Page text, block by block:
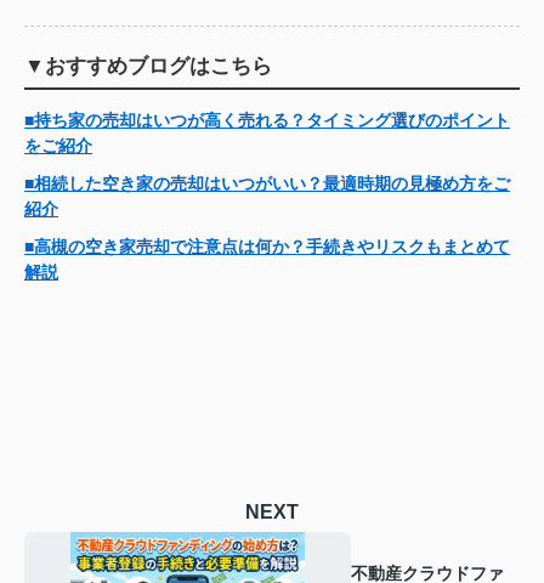
▼おすすめブログはこちら
■持ち家の売却はいつが高く売れる？タイミング選びのポイント
をご紹介
■相続した空き家の売却はいつがいい？最適時期の見極め方をご
紹介
■高槻の空き家売却で注意点は何か？手続きやリスクもまとめて
解説
NEXT
不動産クラウドファ